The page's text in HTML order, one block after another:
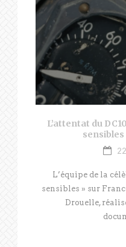
L’attentat du
sensibles
L’équipe de la
sensibles » sur
Drouelle,